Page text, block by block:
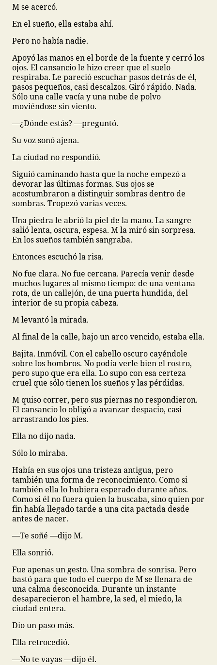
M se acercó.
En el sueño, ella estaba ahí.
Pero no había nadie.
Apoyó las manos en el borde de la fuente y cerró los
ojos. El cansancio le hizo creer que el suelo
respiraba. Le pareció escuchar pasos detrás de él,
pasos pequeños, casi descalzos. Giró rápido. Nada.
Sólo una calle vacía y una nube de polvo
moviéndose sin viento.
—¿Dónde estás? —preguntó.
Su voz sonó ajena.
La ciudad no respondió.
Siguió caminando hasta que la noche empezó a
devorar las últimas formas. Sus ojos se
acostumbraron a distinguir sombras dentro de
sombras. Tropezó varias veces.
Una piedra le abrió la piel de la mano. La sangre
salió lenta, oscura, espesa. M la miró sin sorpresa.
En los sueños también sangraba.
Entonces escuchó la risa.
No fue clara. No fue cercana. Parecía venir desde
muchos lugares al mismo tiempo: de una ventana
rota, de un callejón, de una puerta hundida, del
interior de su propia cabeza.
M levantó la mirada.
Al final de la calle, bajo un arco vencido, estaba ella.
Bajita. Inmóvil. Con el cabello oscuro cayéndole
sobre los hombros. No podía verle bien el rostro,
pero supo que era ella. Lo supo con esa certeza
cruel que sólo tienen los sueños y las pérdidas.
M quiso correr, pero sus piernas no respondieron.
El cansancio lo obligó a avanzar despacio, casi
arrastrando los pies.
Ella no dijo nada.
Sólo lo miraba.
Había en sus ojos una tristeza antigua, pero
también una forma de reconocimiento. Como si
también ella lo hubiera esperado durante años.
Como si él no fuera quien la buscaba, sino quien por
fin había llegado tarde a una cita pactada desde
antes de nacer.
—Te soñé —dijo M.
Ella sonrió.
Fue apenas un gesto. Una sombra de sonrisa. Pero
bastó para que todo el cuerpo de M se llenara de
una calma desconocida. Durante un instante
desaparecieron el hambre, la sed, el miedo, la
ciudad entera.
Dio un paso más.
Ella retrocedió.
—No te vayas —dijo él.